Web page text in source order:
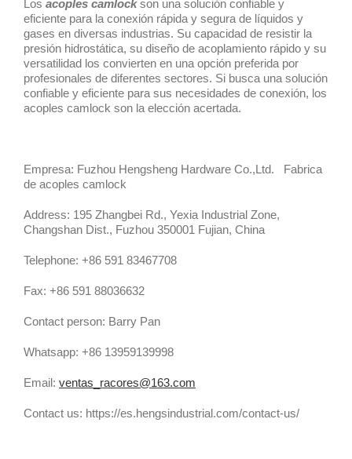
Los acoples camlockson una solución confiable y
eficiente para la conexión rápida y segura de líquidos y
gases en diversas industrias. Su capacidad de resistir la
presión hidrostática, su diseño de acoplamiento rápido y su
versatilidad los convierten en una opción preferida por
profesionales de diferentes sectores. Si busca una solución
confiable y eficiente para sus necesidades de conexión, los
acoples camlock son la elección acertada.
Empresa: Fuzhou Hengsheng Hardware Co.,Ltd. Fabrica
de acoples camlock
Address: 195 Zhangbei Rd., Yexia Industrial Zone,
Changshan Dist., Fuzhou 350001 Fujian, China
Telephone: +86 591 83467708
Fax: +86 591 88036632
Contact person: Barry Pan
Whatsapp: +86 13959139998
Email: ventas_racores@163.com
Contact us: https://es.hengsindustrial.com/contact-us/